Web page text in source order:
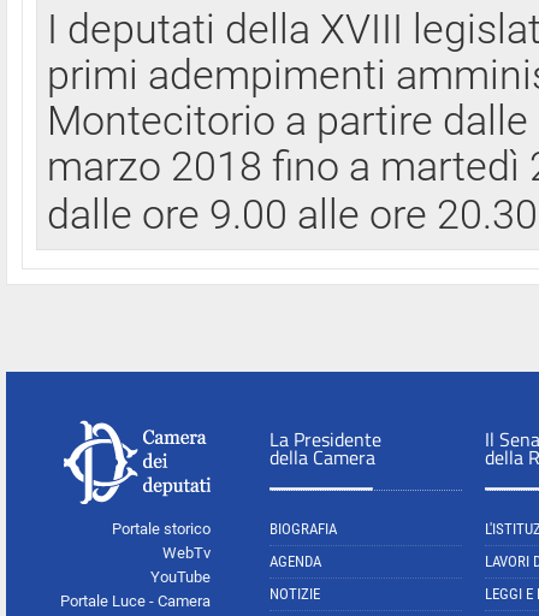
I deputati della XVIII
primi adempimenti
Montecitorio a partire
marzo 2018 fino a
dalle ore 9.00 alle ore
Portale storico
WebTv
YouTube
Portale Luce - Camera
La Presidente
della Camera
BIOGRAFIA
AGENDA
NOTIZIE
Il
della
LAVORI
LEGGI E